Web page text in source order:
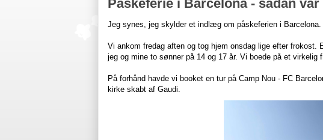
Påskeferie i Barcelona - sådan var
Jeg synes, jeg skylder et indlæg om påskeferien i Barcelona.
Vi ankom fredag aften og tog hjem onsdag lige efter
jeg og mine to sønner på 14 og 17 år. Vi boede på et virkelig
På forhånd havde vi booket en tur på Camp Nou - FC
kirke skabt af Gaudi.